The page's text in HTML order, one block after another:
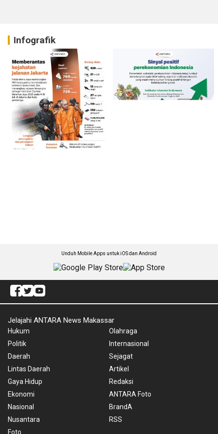
Infografik
Unduh Mobile Apps untuk iOS dan Android
Jelajahi ANTARA News Makassar
Hukum
Politik
Daerah
Lintas Daerah
Gaya Hidup
Ekonomi
Nasional
Nusantara
Foto
Olahraga
Internasional
Sejagat
Artikel
Redaksi
ANTARA Foto
BrandA
RSS